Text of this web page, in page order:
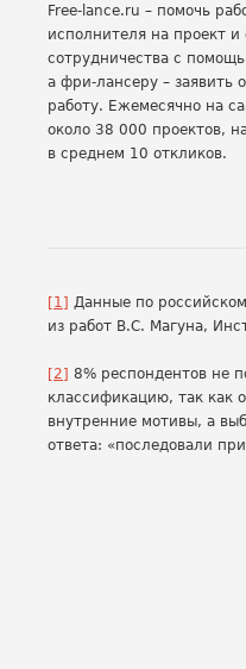
Free-lance.ru – помочь
исполнителя на проект и
сотрудничества с
а фри-лансеру – заявить
работу. Ежемесячно на
около 38 000 проектов,
в среднем 10 откликов.
[1] Данные по
из работ В.С. Магуна,
[2] 8% респондентов не
классификацию, так как
внутренние мотивы, а
ответа: «последовали